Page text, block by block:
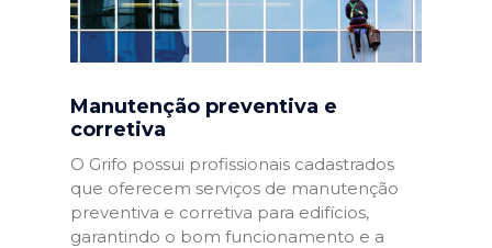
Manutenção preventiva e
corretiva
O Grifo possui profissionais cadastrados
que oferecem serviços de manutenção
preventiva e corretiva para edifícios,
garantindo o bom funcionamento e a